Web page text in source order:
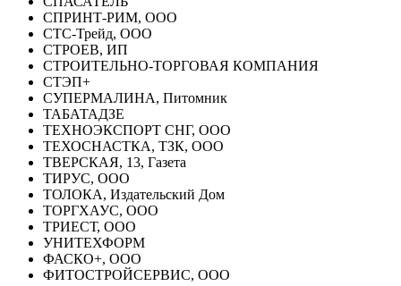
СПРИНТ-РИМ, ООО
СТС-Трейд, ООО
СТРОЕВ, ИП
СТРОИТЕЛЬНО-ТОРГОВАЯ КОМПАНИЯ
СТЭП+
СУПЕРМАЛИНА, Питомник
ТАБАТАДЗЕ
ТЕХНОЭКСПОРТ СНГ, ООО
ТЕХОСНАСТКА, ТЗК, ООО
ТВЕРСКАЯ, 13, Газета
ТИРУС, ООО
ТОЛОКА, Издательский Дом
ТОРГХАУС, ООО
ТРИЕСТ, ООО
УНИТЕХФОРМ
ФАСКО+, ООО
ФИТОСТРОЙСЕРВИС, ООО